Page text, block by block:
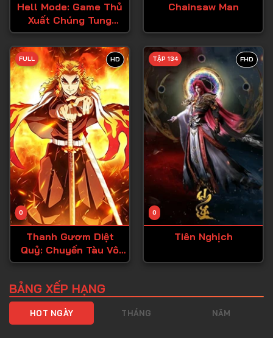
Tập 39
Tập 40
Tập 41
Tập 42
Tập 43
Tập 44
Tập 45
Tập 46
Tập 47
Tập 49
Hell Mode: Game Thủ
Xuất Chúng Tung
Hoành Chốn Dị Giới
Hỗn Nguyên
Chainsaw Man
HD
0
FULL
Thanh Gươm Diệt
Quỷ: Chuyến Tàu Vô
Tận
FHD
0
TẬP 134
Tiên Nghịch
BẢNG XẾP HẠNG
HOT NGÀY THÁNG NĂM